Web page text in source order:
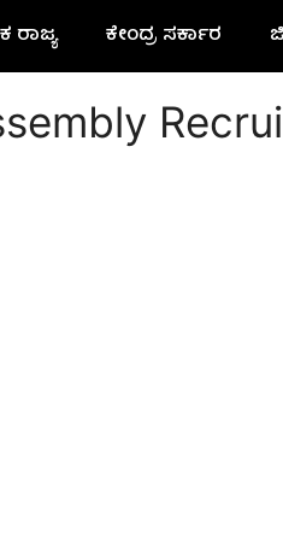
ರಾಜ್ಯ ಕೇಂದ್ರ ಸರ್ಕಾರ